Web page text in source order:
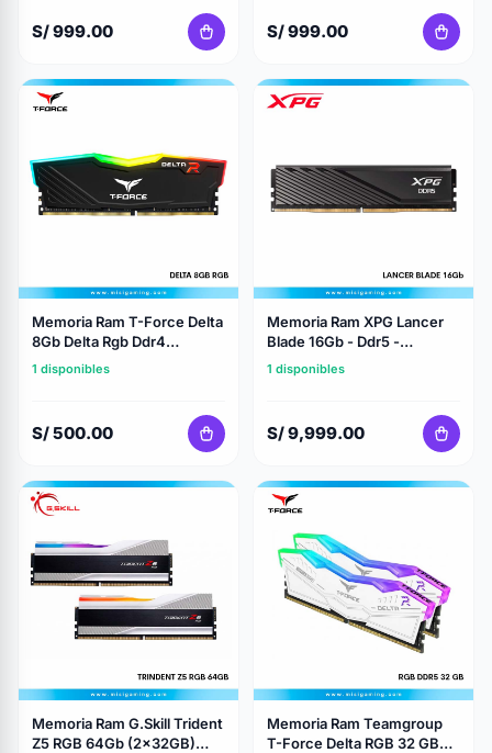
S/ 999.00 S/ 999.00
Memoria Ram T-Force Delta
8Gb Delta Rgb Ddr4
3200Mhz - CL 16
1 disponibles
S/ 500.00
Memoria Ram XPG Lancer
Blade 16Gb - Ddr5 -
5600Mhz - CL46 - Black
1 disponibles
S/ 9,999.00
Memoria Ram G.Skill Trident
Z5 RGB 64Gb (2x32GB)
Memoria Ram Teamgroup
T-Force Delta RGB 32 GB